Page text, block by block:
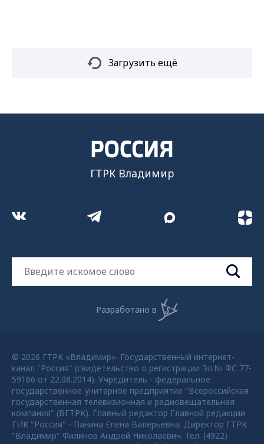
Загрузить ещё
ГТРК Владимир
Разработано в
© 2026 ГТРК «Владимир». Государственный интернет-
канал "Россия" (свидетельство о регистрации Эл № ФС 77-
59166 от 22.08.2014). Учредитель - федеральное
государственное унитарное предприятие "Всероссийская
государственная телевизионная и радиовещательная
компания" (ВГТРК). Главный редактор Главной редакции
ГИК "Россия" - Панина Елена Валерьевна. Директор ГТРК
"Владимир" Филинов Андрей Николаевич. Тел. (4922)